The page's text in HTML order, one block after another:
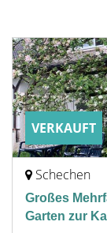
VERKAUFT
Schechen
Großes
Garten zur